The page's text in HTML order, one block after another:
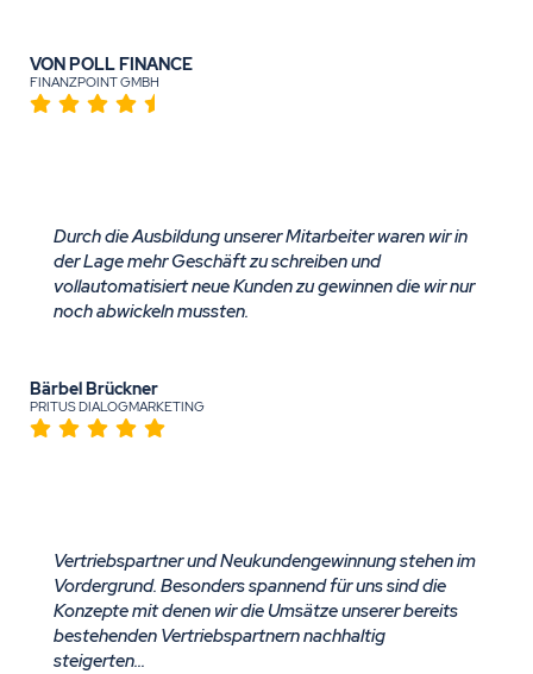
VON POLL FINANCE
FINANZPOINT GMBH
Durch die Ausbildung unserer Mitarbeiter waren wir in
der Lage mehr Geschäft zu schreiben und
vollautomatisiert neue Kunden zu gewinnen die wir nur
noch abwickeln mussten.
Bärbel Brückner
PRITUS DIALOGMARKETING
Vertriebspartner und Neukundengewinnung stehen im
Vordergrund. Besonders spannend für uns sind die
Konzepte mit denen wir die Umsätze unserer bereits
bestehenden Vertriebspartnern nachhaltig
steigerten...